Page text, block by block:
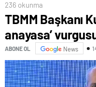
236 okunma
TBMM Başkanı
anayasa’
ABONE OL News